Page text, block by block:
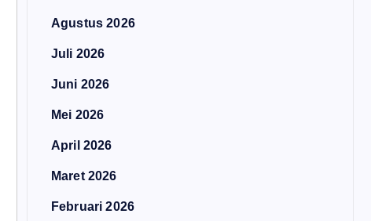
Agustus 2026
Juli 2026
Juni 2026
Mei 2026
April 2026
Maret 2026
Februari 2026